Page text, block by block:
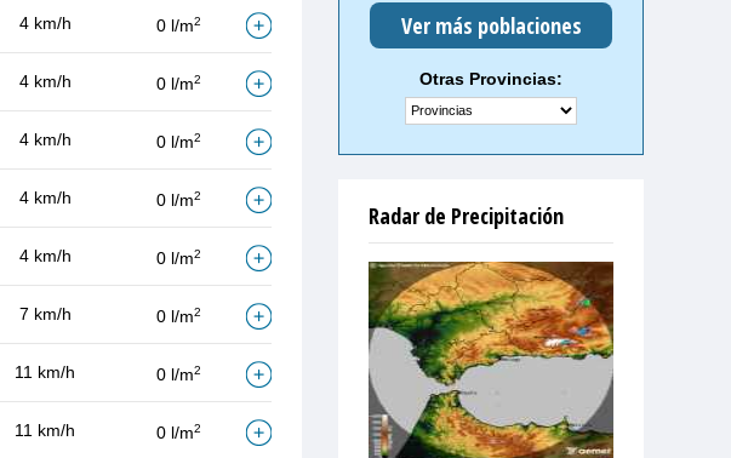
4 km/h 0 l/m2
4 km/h 0 l/m2
4 km/h 0 l/m2
4 km/h 0 l/m2
4 km/h 0 l/m2
7 km/h 0 l/m2
11 km/h 0 l/m2
11 km/h 0 l/m2
Ver más poblaciones
Otras Provincias:
Radar de Precipitación